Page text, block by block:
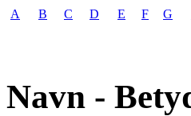
A B C D E F G
Navn -